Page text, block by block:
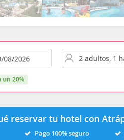
un 20%
reservar tu hotel con
Pago 100% seguro